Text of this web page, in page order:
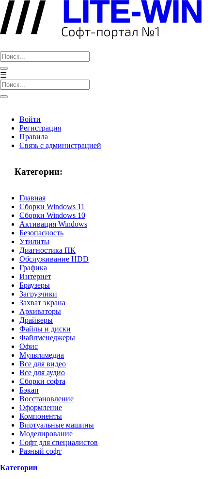
LITE-WIN
☰
Войти
Регистрация
Правила
Связь с администрацией
Категории:
Главная
Сборки Windows 11
Сборки Windows 10
Активация Windows
Безопасность
Утилиты
Диагностика ПК
Обслуживание HDD
Графика
Интернет
Браузеры
Загрузчики
Захват экрана
Архиваторы
Драйверы
Файлы и диски
Файлменеджеры
Офис
Мультимедиа
Все для видео
Все для аудио
Сборки софта
Бэкап
Восстановление
Оформление
Компоненты
Виртуальные машины
Моделирование
Софт для специалистов
Разный софт
Категории